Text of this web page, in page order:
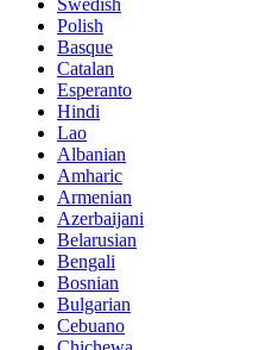
Swedish
Polish
Basque
Catalan
Esperanto
Hindi
Lao
Albanian
Amharic
Armenian
Azerbaijani
Belarusian
Bengali
Bosnian
Bulgarian
Cebuano